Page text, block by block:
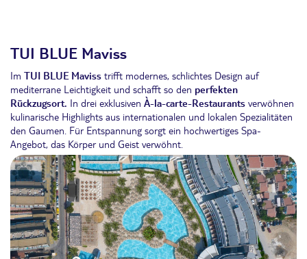
TUI BLUE Maviss
Im TUI BLUE Maviss trifft modernes, schlichtes Design auf
mediterrane Leichtigkeit und schafft so den perfekten
Rückzugsort. In drei exklusiven À-la-carte-Restaurants verwöhnen
kulinarische Highlights aus internationalen und lokalen Spezialitäten
den Gaumen. Für Entspannung sorgt ein hochwertiges Spa-
Angebot, das Körper und Geist verwöhnt.